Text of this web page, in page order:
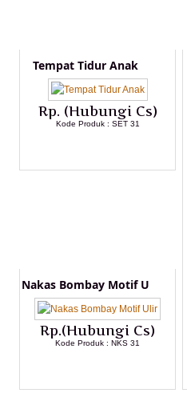
Tempat Tidur Anak
Rp. (Hubungi Cs)
Kode Produk : SET 31
Nakas Bombay Motif U
Rp.(Hubungi Cs)
Kode Produk : NKS 31